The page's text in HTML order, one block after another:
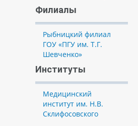
Филиалы
Рыбницкий филиал
ГОУ «ПГУ им. Т.Г.
Шевченко»
Институты
Медицинский
институт им. Н.В.
Склифосовского